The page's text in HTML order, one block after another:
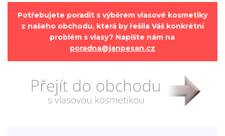
Potřebujete poradit s výběrem vlasové kosmetiky
z našeho obchodu, která by řešila Váš konkrétní
problém s vlasy? Napište nám na
poradna@janpesan.cz